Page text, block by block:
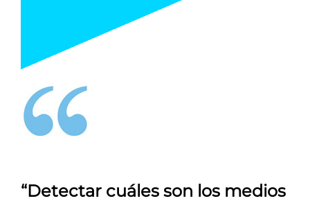
“Detectar cuáles son los medios